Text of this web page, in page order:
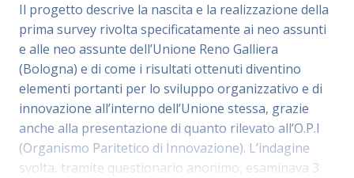
Il progetto descrive la nascita e la realizzazione della
prima survey rivolta specificatamente ai neo assunti
e alle neo assunte dell’Unione Reno Galliera
(Bologna) e di come i risultati ottenuti diventino
elementi portanti per lo sviluppo organizzativo e di
innovazione all’interno dell’Unione stessa, grazie
anche alla presentazione di quanto rilevato all’O.P.I
(Organismo Paritetico di Innovazione). L’indagine
svolta, tramite questionario anonimo, esaminava 3